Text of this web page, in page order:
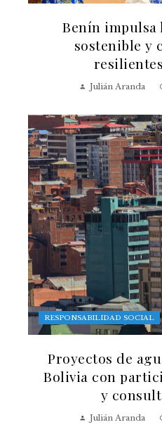
Benín
sostenible y
Julián Aranda
RESPONSABILIDAD SOCIAL
Proyectos de
Bolivia con
y
Julián Aranda